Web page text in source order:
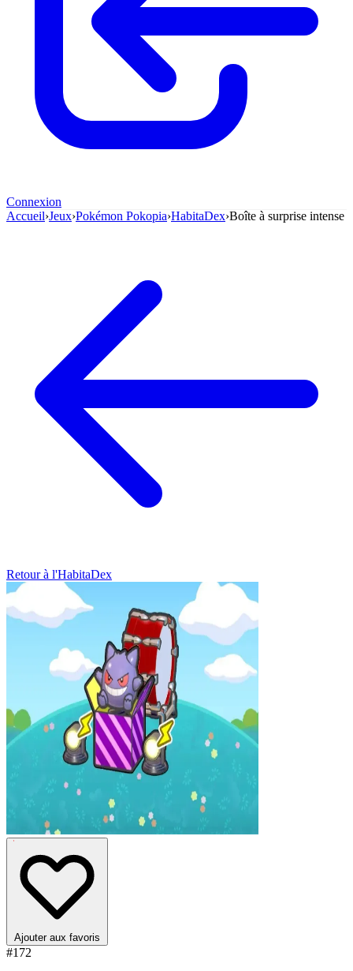
Connexion
Accueil›Jeux›Pokémon Pokopia›HabitaDex›Boîte à surprise intense
Retour à l'HabitaDex
Ajouter aux favoris
#172